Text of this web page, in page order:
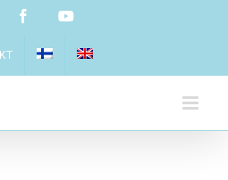
FacebookYouTube